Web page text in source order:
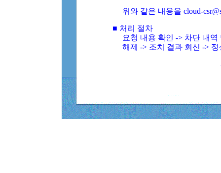
위와 같은 내용을 cloud-
■ 처리 절차
요청 내용 확인 -> 차단 내
해제 -> 조치 결과 회신 ->